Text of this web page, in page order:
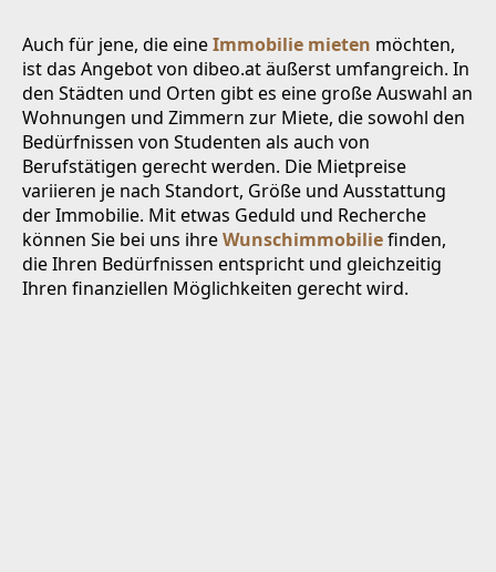
Auch für jene, die eineImmobilie mieten möchten,
ist das Angebot von dibeo.at äußerst umfangreich. In
den Städten und Orten gibt es eine große Auswahl an
Wohnungen und Zimmern zur Miete, die sowohl den
Bedürfnissen von Studenten als auch von
Berufstätigen gerecht werden. Die Mietpreise
variieren je nach Standort, Größe und Ausstattung
der Immobilie. Mit etwas Geduld und Recherche
können Sie bei uns ihreWunschimmobiliefinden,
die Ihren Bedürfnissen entspricht und gleichzeitig
Ihren finanziellen Möglichkeiten gerecht wird.